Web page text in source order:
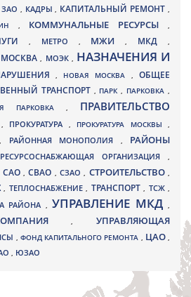
ЗАО , КАДРЫ, КАПИТАЛЬНЫЙ РЕМОНТ ,
, КОММУНАЛЬНЫЕ РЕСУРСЫ,
, МЕТРО , МЖИ, МКД ,
МОСКВА , МОЭК , НАЗНАЧЕНИЯ И
, НОВАЯ МОСКВА ,ОБЩЕЕ
ТРАНСПОРТ , ПАРК, ПАРКОВКА ,
ПАРКОВКА , ПРАВИТЕЛЬСТВО
, ПРОКУРАТУРА , ПРОКУРАТУРА МОСКВЫ ,
, РАЙОННАЯ МОНОПОЛИЯ , РАЙОНЫ
РЕСУРСОСНАБЖАЮЩАЯ ОРГАНИЗАЦИЯ ,
САО,СВАО ,СЗАО, СТРОИТЕЛЬСТВО,
, ТЕПЛОСНАБЖЕНИЕ , ТРАНСПОРТ , ТСЖ ,
РАЙОНА , УПРАВЛЕНИЕ МКД ,
,УПРАВЛЯЮЩАЯ
, ФОНД КАПИТАЛЬНОГО РЕМОНТА , ЦАО,
, ЮЗАО